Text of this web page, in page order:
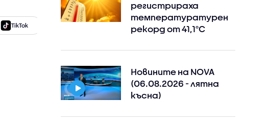
TikTok Facebook
регистрираха
температуратурен
рекорд от 41,1°C
Новините на NOVA
(06.08.2026 - лятна
късна)